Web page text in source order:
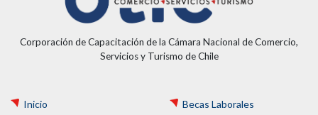
Corporación de Capacitación de la Cámara Nacional de Comercio,
Servicios y Turismo de Chile
Inicio
Becas Laborales